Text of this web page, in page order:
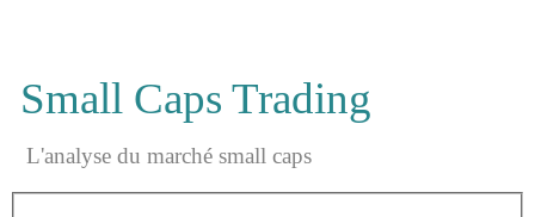
Small Caps Trading
L'analyse du marché small caps